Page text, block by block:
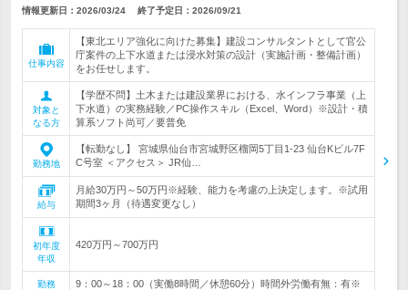
情報更新日：2026/03/24 終了予定日： 2026/09/21
仕事内容
【東北エリア強化に向けた募集】建設コンサルタントとして官公
庁案件の上下水道または浸水対策の設計（実施計画・整備計画）
をお任せします。
対象と
なる方
【学歴不問】土木または建設業界における、水インフラ事業（上
下水道）の実務経験／PC操作スキル（Excel、Word）※設計・積
算系ソフト尚可／要普免
勤務地
【転勤なし】 宮城県仙台市宮城野区榴岡5丁目1-23 仙台Kビル7F
C号室 ＜アクセス＞ JR仙…
給与
月給30万円～50万円※経験、能力を考慮の上決定します。※試用
期間3ヶ月（待遇変更なし）
初年度
年収
420万円～700万円
勤務
9：00～18：00（実働8時間／休憩60分）時間外労働有無：有※